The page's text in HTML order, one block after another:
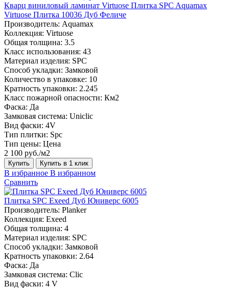
Кварц виниловый ламинат Virtuose Плитка SPC Aquamax
Virtuose Плитка 10036 Дуб Феличе
Производитель: Aquamax
Коллекция: Virtuose
Общая толщина: 3.5
Класс использования: 43
Материал изделия: SPC
Способ укладки: Замковой
Количество в упаковке: 10
Кратность упаковки: 2.245
Класс пожарной опасности: Км2
Фаска: Да
Замковая система: Uniclic
Вид фаски: 4V
Тип плитки: Spc
Тип цены: Цена
2 100 руб./м2
Купить Купить в 1 клик
В избранное В избранном
Сравнить
Плитка SPC Exeed Дуб Юниверс 6005
Производитель: Planker
Коллекция: Exeed
Общая толщина: 4
Материал изделия: SPC
Способ укладки: Замковой
Кратность упаковки: 2.64
Фаска: Да
Замковая система: Сlic
Вид фаски: 4 V